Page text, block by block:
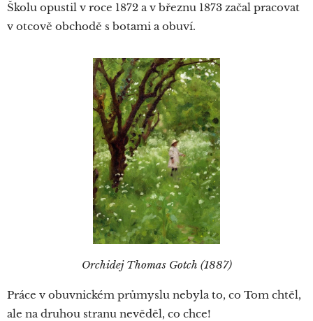
Školu opustil v roce 1872 a v březnu 1873 začal pracovat
v otcově obchodě s botami a obuví.
Orchidej Thomas Gotch (1887)
Práce v obuvnickém průmyslu nebyla to, co Tom chtěl,
ale na druhou stranu nevěděl, co chce!